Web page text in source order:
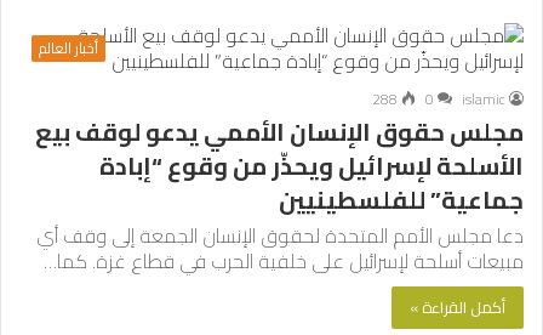
أخبار العالم
islamic
0
288
مجلس حقوق الإنسان الأممي يدعو لوقف بيع
الأسلحة لإسرائيل ويحذّر من وقوع “إبادة
جماعية” للفلسطينيين
دعا مجلس الأمم المتحدة لحقوق الإنسان الجمعة إلى وقف أي
مبيعات أسلحة لإسرائيل على خلفية الحرب في قطاع غزة. كما…
أكمل القراءة »